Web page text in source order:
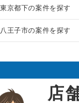
飲食店の居抜き売却物
の飲食店の居抜き売却
の飲食店の居抜き売却
の飲食店の居抜き売却
京都下の案件を探す
のラーメンの居抜き売
下のイタリア料理の居
下の中華の居抜き売却
王子市の案件を探す
市の中華の居抜き売却
市のそば・うどんの居
店